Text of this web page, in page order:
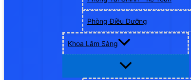
Phòng Điều Dưỡng
Khoa Lâm Sàng